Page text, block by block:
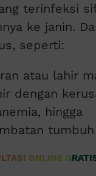
terinfeksi
ke janin.
seperti:
atau lahir
dengan
hingga
ONLINE